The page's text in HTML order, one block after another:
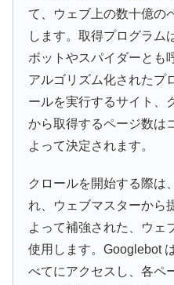
て、ウェブ上の数十億の
します。取得プログラム
ボットやスパイダーとも
アルゴリズム化されたプ
ールを実行するサイト、
から取得するページ数は
よって決定されます。
クロールを開始する際は
れ、ウェブマスターから
よって補強された、ウェ
使用します。Googlebot
べてにアクセスし、各ペ